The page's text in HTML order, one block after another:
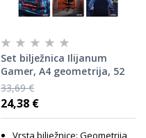
Set bilježnica Ilijanum
Gamer, A4 geometrija, 52
listova, meki uvez, 10 KOM
33,69 €
24,38 €
Vrsta bilježnice: Geometrija